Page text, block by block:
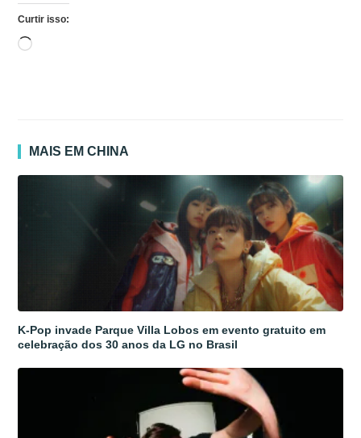
Curtir isso:
Carregando...
MAIS EM CHINA
K-Pop invade Parque Villa Lobos em evento gratuito em
celebração dos 30 anos da LG no Brasil